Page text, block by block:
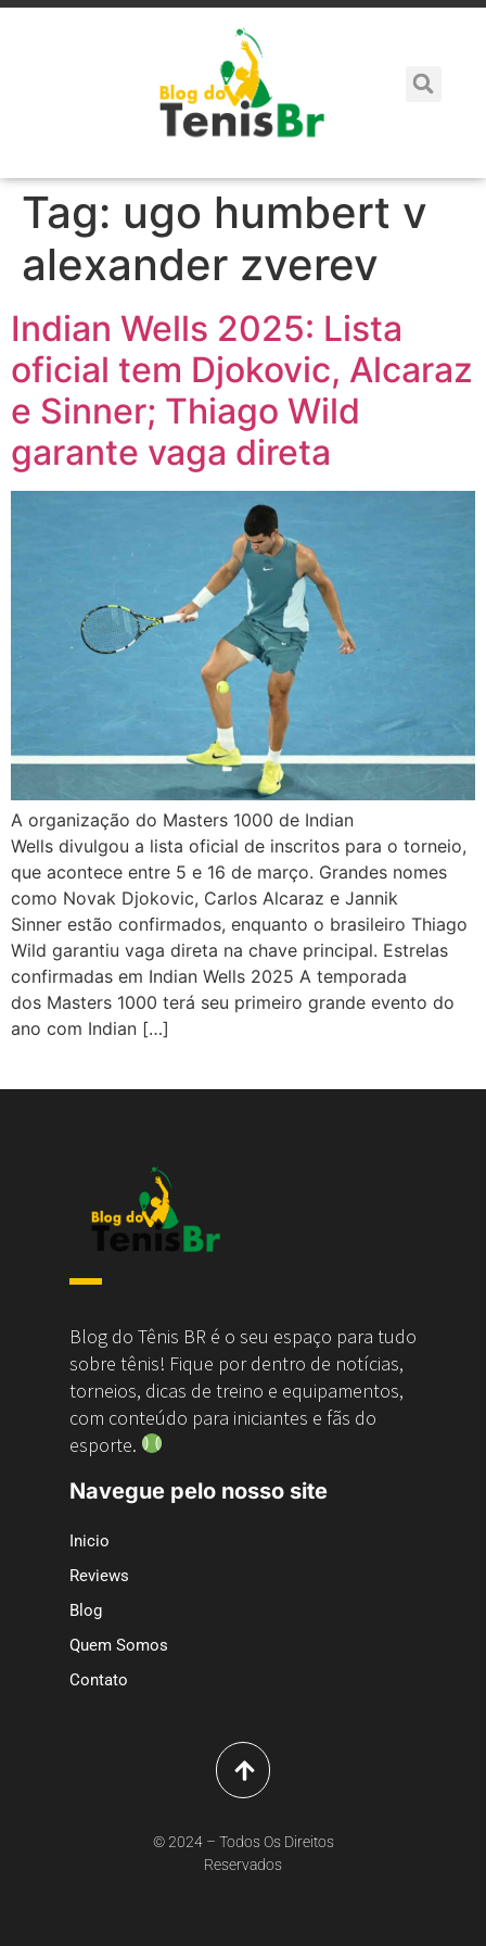
Tag: ugo humbert v
alexander zverev
Indian Wells 2025: Lista
oficial tem Djokovic, Alcaraz
e Sinner; Thiago Wild
garante vaga direta
A organização do Masters 1000 de Indian
Wells divulgou a lista oficial de inscritos para o torneio,
que acontece entre 5 e 16 de março. Grandes nomes
como Novak Djokovic, Carlos Alcaraz e Jannik
Sinner estão confirmados, enquanto o brasileiro Thiago
Wild garantiu vaga direta na chave principal. Estrelas
confirmadas em Indian Wells 2025 A temporada
dos Masters 1000 terá seu primeiro grande evento do
ano com Indian […]
Blog do Tênis BR é o seu espaço para tudo
sobre tênis! Fique por dentro de notícias,
torneios, dicas de treino e equipamentos,
com conteúdo para iniciantes e fãs do
esporte.
Navegue pelo nosso site
Inicio
Reviews
Blog
Quem Somos
Contato
© 2024 – Todos Os Direitos
Reservados